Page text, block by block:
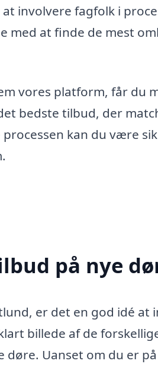
involvere fagfolk i
med at finde de mest
vores platform, får du
bedste tilbud, der
kan du være
på nye
er det en god idé at
billede af de
døre. Uanset om du er